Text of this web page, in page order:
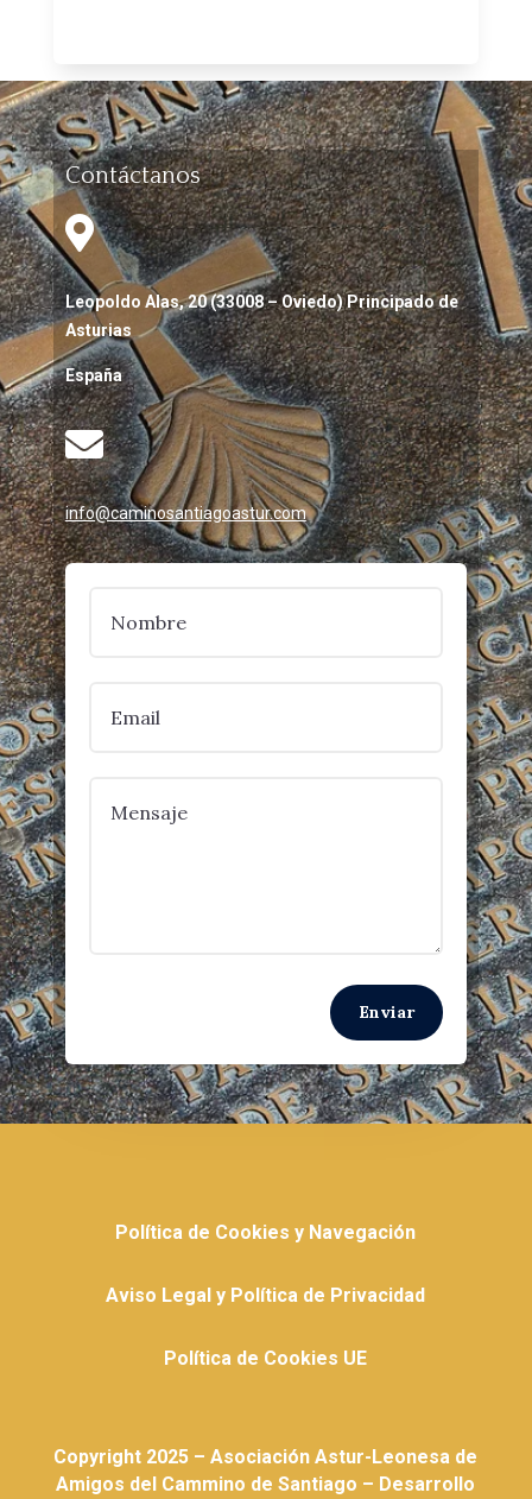
Contáctanos

Leopoldo Alas, 20 (33008 – Oviedo) Principado de
Asturias
España

info@caminosantiagoastur.com
Enviar
Política de Cookies y Navegación
Aviso Legal y Política de Privacidad
Política de Cookies UE
Copyright 2025 – Asociación Astur-Leonesa de
Amigos del Cammino de Santiago – Desarrollo